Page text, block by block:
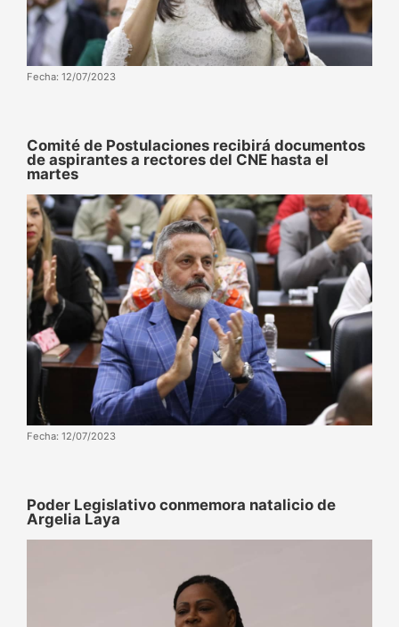
Fecha: 12/07/2023
Comité de Postulaciones recibirá documentos
de aspirantes a rectores del CNE hasta el
martes
Fecha: 12/07/2023
Poder Legislativo conmemora natalicio de
Argelia Laya